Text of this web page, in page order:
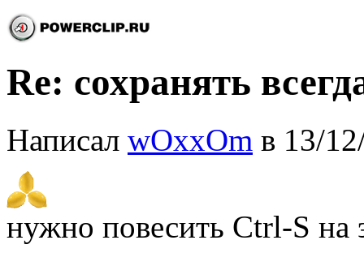
Re: сохранять
Написал wOxxOm в 13/
нужно повесить Ctrl-S на